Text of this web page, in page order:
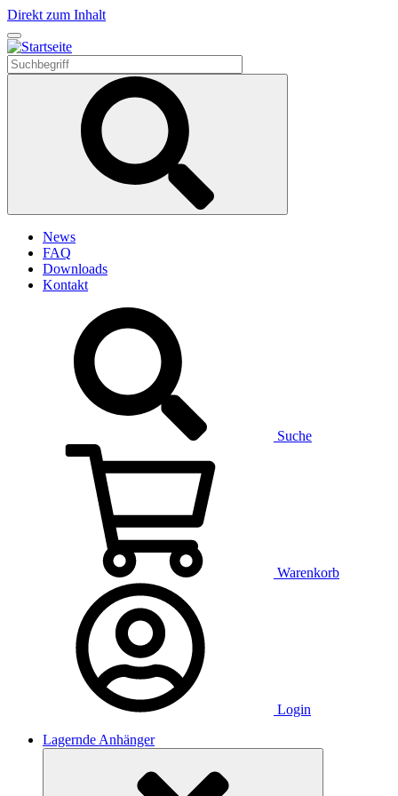
Direkt zum Inhalt
News
FAQ
Downloads
Kontakt
Suche
Warenkorb
Login
Lagernde Anhänger